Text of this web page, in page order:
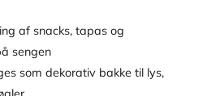
af snacks, tapas og
sengen
som dekorativ bakke til lys,